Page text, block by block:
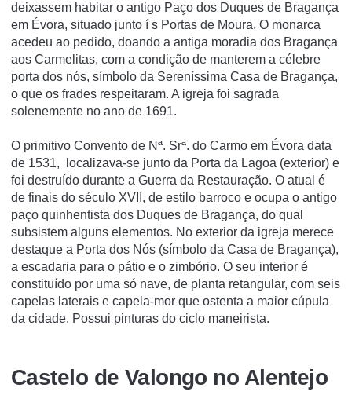
deixassem habitar o antigo Paço dos Duques de Bragança
em Évora, situado junto í s Portas de Moura. O monarca
acedeu ao pedido, doando a antiga moradia dos Bragança
aos Carmelitas, com a condição de manterem a célebre
porta dos nós, sí­mbolo da Serení­ssima Casa de Bragança,
o que os frades respeitaram. A igreja foi sagrada
solenemente no ano de 1691.
O primitivo Convento de Nª. Srª. do Carmo em Évora data
de 1531, localizava-se junto da Porta da Lagoa (exterior) e
foi destruído durante a Guerra da Restauração. O atual é
de finais do século XVII, de estilo barroco e ocupa o antigo
paço quinhentista dos Duques de Bragança, do qual
subsistem alguns elementos. No exterior da igreja merece
destaque a Porta dos Nós (símbolo da Casa de Bragança),
a escadaria para o pátio e o zimbório. O seu interior é
constituído por uma só nave, de planta retangular, com seis
capelas laterais e capela-mor que ostenta a maior cúpula
da cidade. Possui pinturas do ciclo maneirista.
Castelo de Valongo no Alentejo